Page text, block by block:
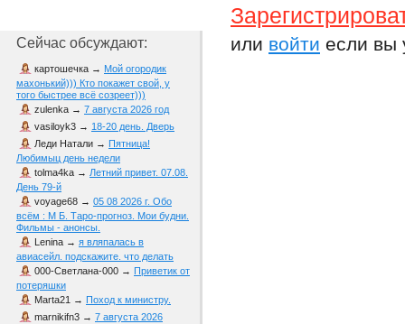
или войти если вы
Сейчас обсуждают:
картошечка → Мой огородик
махонький))) Кто покажет свой, у
того быстрее всё созреет)))
zulenka → 7 августа 2026 год
vasiloyk3 → 18-20 день. Дверь
Леди Натали → Пятница!
Любимыц день недели
tolma4ka → Летний привет. 07.08.
День 79-й
voyage68 → 05 08 2026 г. Обо
всём : М Б. Таро-прогноз. Мои будни.
Фильмы - анонсы.
Lenina → я вляпалась в
авиасейл. подскажите. что делать
000-Светлана-000 → Приветик от
потеряшки
Marta21 → Поход к министру.
marnikifn3 → 7 августа 2026